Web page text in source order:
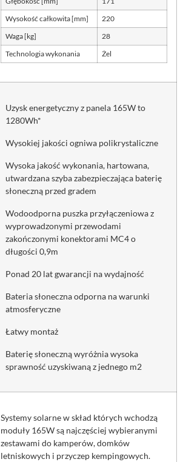
Wysokość całkowita [mm] 220
Waga [kg] 28
Technologia wykonania Żel
Uzysk energetyczny z panela 165W to
1280Wh*
Wysokiej jakości ogniwa polikrystaliczne
Wysoka jakość wykonania, hartowana,
utwardzana szyba zabezpieczająca baterię
słoneczną przed gradem
Wodoodporna puszka przyłączeniowa z
wyprowadzonymi przewodami
zakończonymi konektorami MC4 o
długości 0,9m
Ponad 20 lat gwarancji na wydajność
Bateria słoneczna odporna na warunki
atmosferyczne
Łatwy montaż
Baterię słoneczną wyróżnia wysoka
sprawność uzyskiwaną z jednego m2
Systemy solarne w skład których wchodzą
moduły 165W są najczęściej wybieranymi
zestawami do kamperów, domków
letniskowych i przyczep kempingowych.